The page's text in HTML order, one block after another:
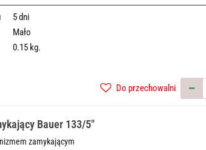
5 dni
Mało
0.15 kg.
Do przechowalni
Bauer 133/5"
zamykającym